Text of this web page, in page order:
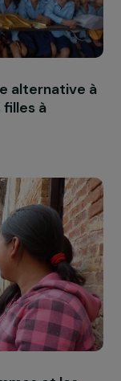
victimes de